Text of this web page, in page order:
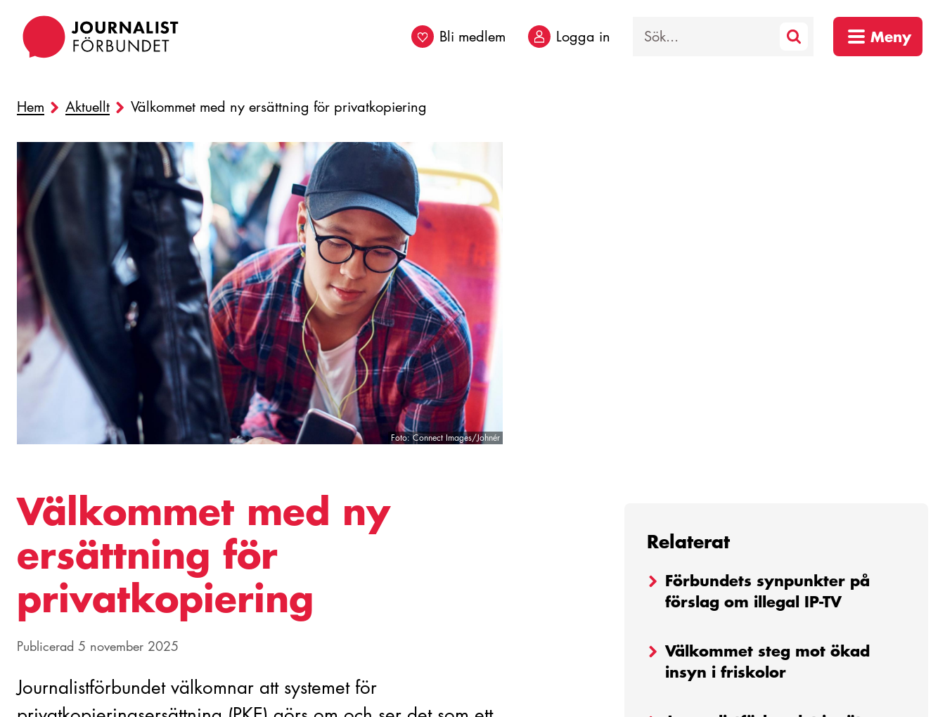
huvudinnehåll
Bli medlem Logga in Sök Meny
Hem Aktuellt Välkommet med ny ersättning för privatkopiering
Foto: Connect Images/Johnér
Välkommet med ny
ersättning för
privatkopiering
Publicerad 5 november 2025
Journalistförbundet välkomnar att systemet för
Relaterat
Förbundets synpunkter på
förslag om illegal IP-TV
Välkommet steg mot ökad
insyn i friskolor